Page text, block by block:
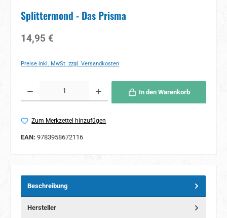
Splittermond - Das Prisma
Regulärer Preis:
14,95 €
Preise inkl. MwSt. zzgl. Versandkosten
In den Warenkorb
Zum Merkzettel hinzufügen
EAN: 9783958672116
Beschreibung
Hersteller